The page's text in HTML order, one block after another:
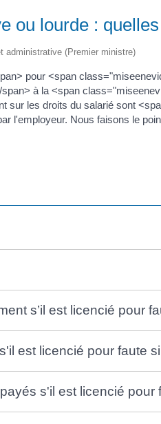
ou lourde :
administrative (Premier ministre)
pour <span
à la <span
les droits du salarié sont
l'employeur. Nous faisons le
s’il est licencié pour
est licencié pour faute
s'il est licencié pour